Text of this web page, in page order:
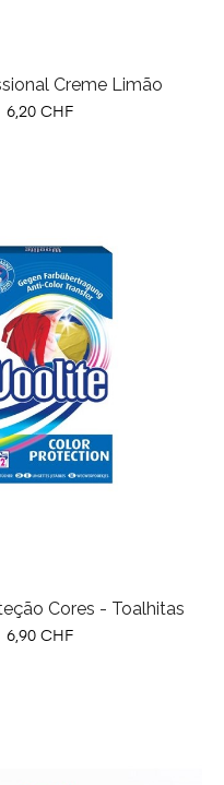
Creme Limão
Preço
6,20 CHF
Cores - Toalhitas
Preço
6,90 CHF